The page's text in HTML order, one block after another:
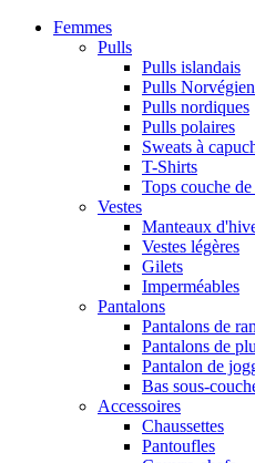
Femmes
Pulls
Pulls islandais
Pulls
Pulls nordiques
Pulls polaires
Sweats à
T-Shirts
Tops couche de
Vestes
Manteaux
Vestes légères
Gilets
Imperméables
Pantalons
Pantalons de
Pantalons de
Pantalon de
Bas sous-
Accessoires
Chaussettes
Pantoufles